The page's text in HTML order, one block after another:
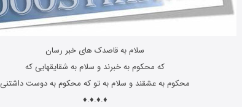
سلام به قاصدک های خبر رسان
که محکوم به خبرند و سلام به شقایقهایی که
محکوم به عشقند و سلام به تو که محکوم به دوست داشتنی
♦.♦.♦.♦